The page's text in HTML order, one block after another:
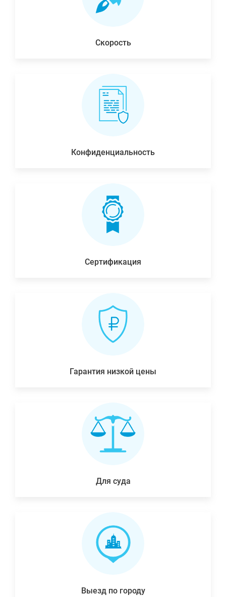
Скорость
Конфиденциальность
Сертификация
Гарантия низкой цены
Для суда
Выезд по городу